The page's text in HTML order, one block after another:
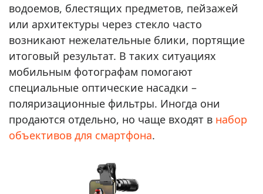
водоемов, блестящих предметов, пейзажей
или архитектуры через стекло часто
возникают нежелательные блики, портящие
итоговый результат. В таких ситуациях
мобильным фотографам помогают
специальные оптические насадки –
поляризационные фильтры. Иногда они
продаются отдельно, но чаще входят в набор
объективов для смартфона.